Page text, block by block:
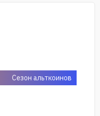
Сезон альткоинов